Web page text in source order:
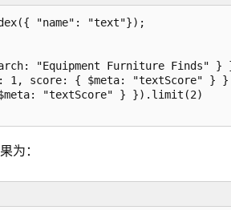
"name": "text"});
"Equipment Furniture Finds" }
1, score: { $meta: "textScore" } }
"textScore" } }).limit(2)
为：